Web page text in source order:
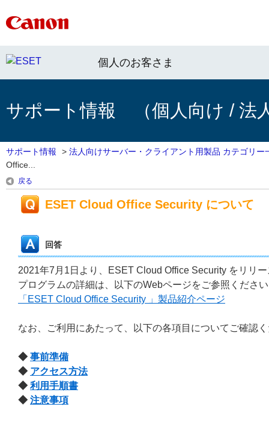
個人のお客さま
サポート情報 （個人向け / 法
サポート情報 > 法人向けサーバー・クライアント用製品 カテゴリー
Office...
戻る
ESET Cloud Office Security について
回答
2021年7月1日より、ESET Cloud Office Security をリリ
プログラムの詳細は、以下のWebページをご参照くださ
「ESET Cloud Office Security 」製品紹介ページ
なお、ご利用にあたって、以下の各項目についてご確認
◆ 事前準備
◆ アクセス方法
◆ 利用手順書
◆ 注意事項